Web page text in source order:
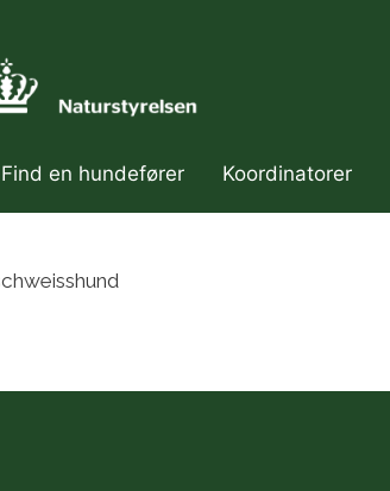
navigation
Find en hundefører Koordinatorer